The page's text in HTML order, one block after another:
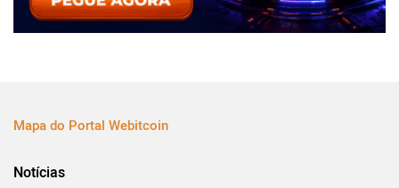
Mapa do Portal Webitcoin
Notícias